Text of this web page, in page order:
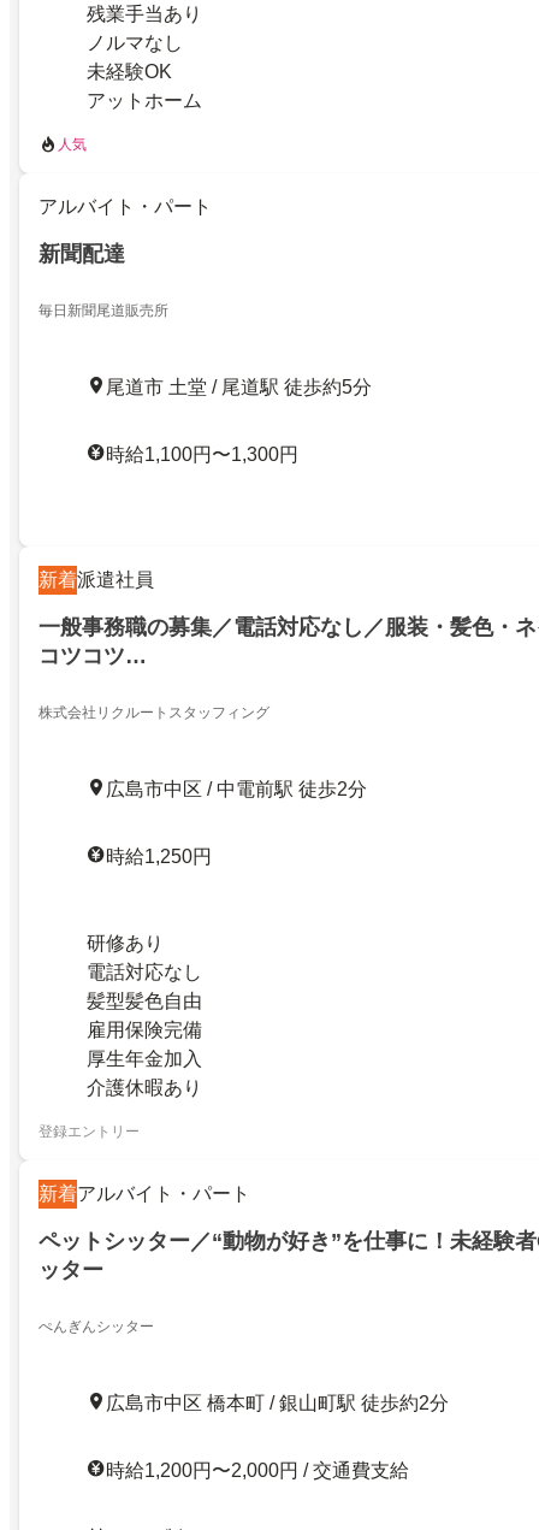
残業手当あり
ノルマなし
未経験OK
アットホーム
人気
アルバイト・パート
新聞配達
毎日新聞尾道販売所
尾道市 土堂 / 尾道駅 徒歩約5分
時給1,100円〜1,300円
新着派遣社員
一般事務職の募集／電話対応なし／服装・髪色・
コツコツ…
株式会社リクルートスタッフィング
広島市中区 / 中電前駅 徒歩2分
時給1,250円
研修あり
電話対応なし
髪型髪色自由
雇用保険完備
厚生年金加入
介護休暇あり
登録エントリー
新着アルバイト・パート
ペットシッター／“動物が好き”を仕事に！未経験
ッター
ぺんぎんシッター
広島市中区 橋本町 / 銀山町駅 徒歩約2分
時給1,200円〜2,000円 / 交通費支給